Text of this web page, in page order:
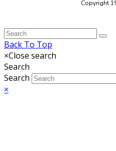
Copyright
Back To Top
×Close search
Search
Search
×